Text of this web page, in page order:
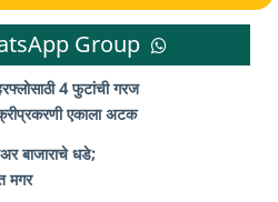
Group
4 फुटांची गरज
एकाला अटक
बाजाराचे धडे;
मगर